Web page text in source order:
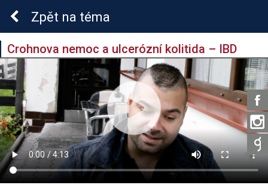
Crohnova nemoc a ulcerózní kolitida – IBD
Zpět na téma